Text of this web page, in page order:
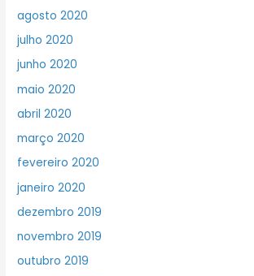
agosto 2020
julho 2020
junho 2020
maio 2020
abril 2020
março 2020
fevereiro 2020
janeiro 2020
dezembro 2019
novembro 2019
outubro 2019